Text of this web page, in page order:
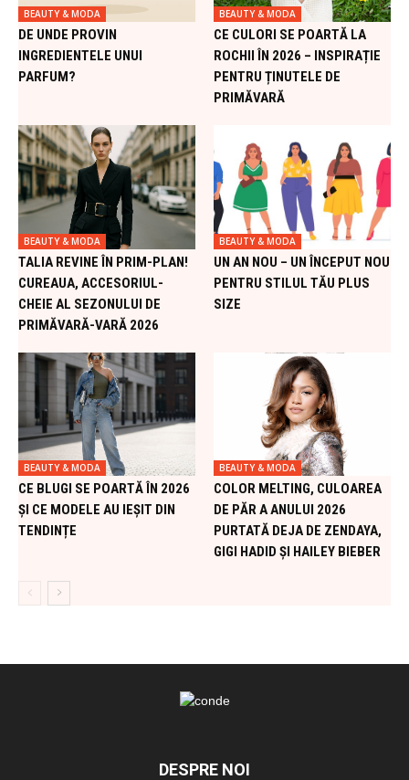
BEAUTY & MODA
DE UNDE PROVIN
INGREDIENTELE UNUI
PARFUM?
BEAUTY & MODA
CE CULORI SE POARTĂ LA
ROCHII ÎN 2026 – INSPIRAȚIE
PENTRU ȚINUTELE DE
PRIMĂVARĂ
BEAUTY & MODA
TALIA REVINE ÎN PRIM-PLAN!
CUREAUA, ACCESORIUL-
CHEIE AL SEZONULUI DE
PRIMĂVARĂ-VARĂ 2026
BEAUTY & MODA
UN AN NOU – UN ÎNCEPUT NOU
PENTRU STILUL TĂU PLUS
SIZE
BEAUTY & MODA
CE BLUGI SE POARTĂ ÎN 2026
ȘI CE MODELE AU IEȘIT DIN
TENDINȚE
BEAUTY & MODA
COLOR MELTING, CULOAREA
DE PĂR A ANULUI 2026
PURTATĂ DEJA DE ZENDAYA,
GIGI HADID ȘI HAILEY BIEBER
DESPRE NOI